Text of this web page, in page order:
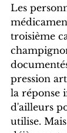
Les
troisième
pression
la réponse
d'ailleurs
utilise.